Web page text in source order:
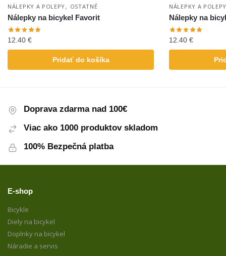
NÁLEPKY A POLEPY, OSTATNÉ
Nálepky na bicykel Favorit
12.40 €
Pridať do košíka
NÁLEPKY A
Nálepky na
12.40 €
Doprava zdarma nad 100€
Viac ako 1000 produktov skladom
100% Bezpečná platba
E-shop
Bicykle
Diely na bicykel
Doplnky na bicykel
Náradie a servis